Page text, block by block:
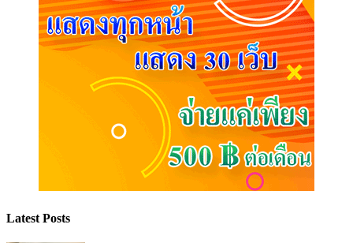
Latest Posts